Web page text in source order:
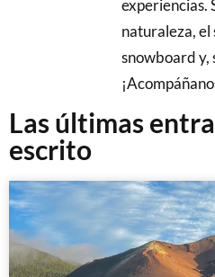
experiencias.
naturaleza, el
snowboard y,
Las últimas
escrito